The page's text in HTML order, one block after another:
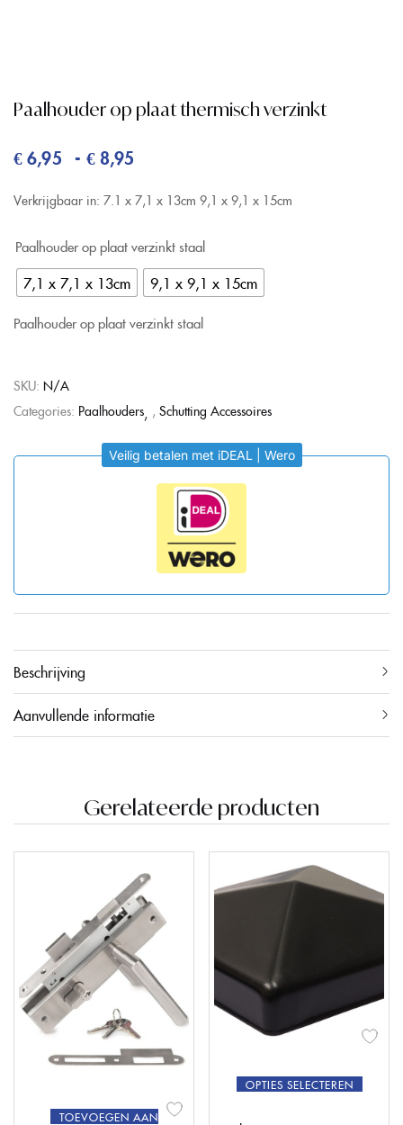
Paalhouder op plaat thermisch verzinkt
€6,95 - € 8,95
Verkrijgbaar in: 7.1 x 7,1 x 13cm 9,1 x 9,1 x 15cm
Paalhouder op plaat verzinkt staal
7,1 x 7,1 x 13cm 9,1 x 9,1 x 15cm
Paalhouder op plaat verzinkt staal
SKU: N/A
Categories: Paalhouders , Schutting Accessoires
Veilig betalen met iDEAL | Wero
Beschrijving
Aanvullende informatie
Gerelateerde producten
TOEVOEGEN AAN
OPTIES SELECTEREN